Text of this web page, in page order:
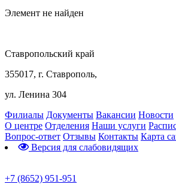
Элемент не найден
Ставропольский край
355017, г. Ставрополь,
ул. Ленина 304
Филиалы Документы Вакансии Новости
О центре Отделения Наши услуги
Вопрос-ответ Отзывы Контакты Карта
Версия для слабовидящих
+7 (8652) 951-951